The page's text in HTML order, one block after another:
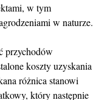
w tym
w naturze.
przychodów
koszty uzyskania
różnica stanowi
który następnie